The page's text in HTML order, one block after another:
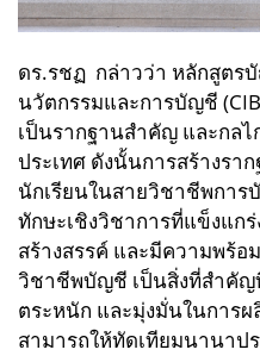
ดร.รชฏ กล่าวว่า หลักสูตร
นวัตกรรมและการบัญชี
เป็นรากฐานสำคัญ และกล
ประเทศ ดังนั้นการสร้างร
นักเรียนในสายวิชาชีพกา
ทักษะเชิงวิชาการที่แข็งแก
สร้างสรรค์ และมีความพร้
วิชาชีพบัญชี เป็นสิ่งที่สำคัญ
ตระหนัก และมุ่งมั่นในการ
สามารถให้ทัดเทียมนานาป